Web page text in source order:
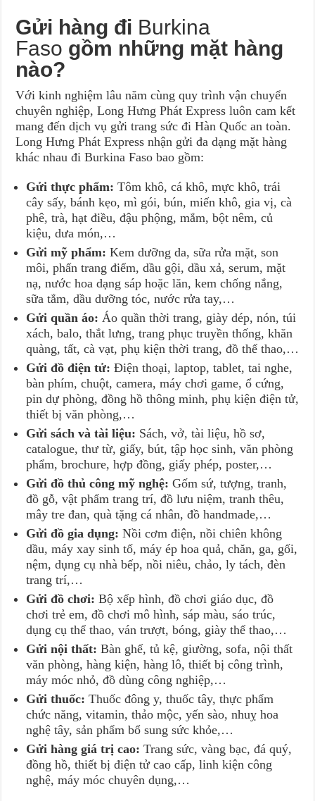
Gửi hàng đi Burkina
Faso gồm những mặt hàng
nào?
Với kinh nghiệm lâu năm cùng quy trình vận chuyển
chuyên nghiệp, Long Hưng Phát Express luôn cam kết
mang đến dịch vụ gửi trang sức đi Hàn Quốc an toàn.
Long Hưng Phát Express nhận gửi đa dạng mặt hàng
khác nhau đi Burkina Faso bao gồm:
Gửi thực phẩm: Tôm khô, cá khô, mực khô, trái
cây sấy, bánh kẹo, mì gói, bún, miến khô, gia vị, cà
phê, trà, hạt điều, đậu phộng, mắm, bột nêm, củ
kiệu, dưa món,…
Gửi mỹ phẩm: Kem dưỡng da, sữa rửa mặt, son
môi, phấn trang điểm, dầu gội, dầu xả, serum, mặt
nạ, nước hoa dạng sáp hoặc lăn, kem chống nắng,
sữa tắm, dầu dưỡng tóc, nước rửa tay,…
Gửi quần áo: Áo quần thời trang, giày dép, nón, túi
xách, balo, thắt lưng, trang phục truyền thống, khăn
quàng, tất, cà vạt, phụ kiện thời trang, đồ thể thao,…
Gửi đồ điện tử: Điện thoại, laptop, tablet, tai nghe,
bàn phím, chuột, camera, máy chơi game, ổ cứng,
pin dự phòng, đồng hồ thông minh, phụ kiện điện tử,
thiết bị văn phòng,…
Gửi sách và tài liệu: Sách, vở, tài liệu, hồ sơ,
catalogue, thư từ, giấy, bút, tập học sinh, văn phòng
phẩm, brochure, hợp đồng, giấy phép, poster,…
Gửi đồ thủ công mỹ nghệ: Gốm sứ, tượng, tranh,
đồ gỗ, vật phẩm trang trí, đồ lưu niệm, tranh thêu,
mây tre đan, quà tặng cá nhân, đồ handmade,…
Gửi đồ gia dụng: Nồi cơm điện, nồi chiên không
dầu, máy xay sinh tố, máy ép hoa quả, chăn, ga, gối,
nệm, dụng cụ nhà bếp, nồi niêu, chảo, ly tách, đèn
trang trí,…
Gửi đồ chơi: Bộ xếp hình, đồ chơi giáo dục, đồ
chơi trẻ em, đồ chơi mô hình, sáp màu, sáo trúc,
dụng cụ thể thao, ván trượt, bóng, giày thể thao,…
Gửi nội thất: Bàn ghế, tủ kệ, giường, sofa, nội thất
văn phòng, hàng kiện, hàng lô, thiết bị công trình,
máy móc nhỏ, đồ dùng công nghiệp,…
Gửi thuốc: Thuốc đông y, thuốc tây, thực phẩm
chức năng, vitamin, thảo mộc, yến sào, nhuỵ hoa
nghệ tây, sản phẩm bổ sung sức khỏe,…
Gửi hàng giá trị cao: Trang sức, vàng bạc, đá quý,
đồng hồ, thiết bị điện tử cao cấp, linh kiện công
nghệ, máy móc chuyên dụng,…